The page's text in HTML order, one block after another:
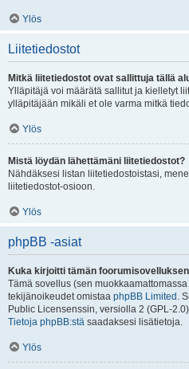
Ylös
Liitetiedostot
Mitkä liitetiedostot ovat sallittuja tällä
Ylläpitäjä voi määrätä sallitut ja kielletyt
ylläpitäjään mikäli et ole varma mitkä
Ylös
Mistä löydän lähettämäni liitetiedostot?
Nähdäksesi listan liitetiedostoistasi,
liitetiedostot-osioon.
Ylös
phpBB -asiat
Kuka kirjoitti tämän
Tämä sovellus (sen
tekijänoikeudet omistaa phpBB Limited .
Public Licensenssin, versiolla 2 (GPL-
Tietoja phpBB:stä saadaksesi lisätietoja.
Ylös